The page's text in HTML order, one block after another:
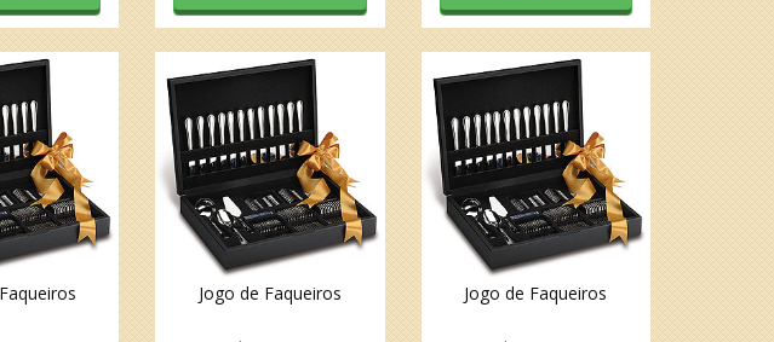
Jogo de Faqueiros Jogo de Faqueiros